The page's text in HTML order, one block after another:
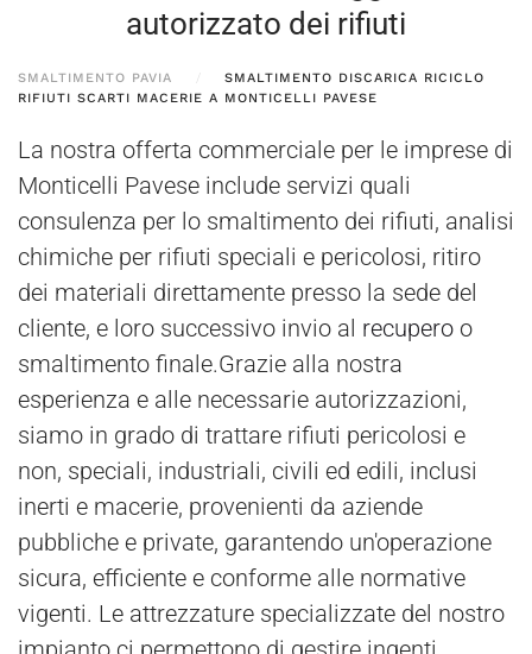
autorizzato dei rifiuti
SMALTIMENTO PAVIA
SMALTIMENTO DISCARICA RICICLO
RIFIUTI SCARTI MACERIE A MONTICELLI PAVESE
La nostra offerta commerciale per le imprese di
Monticelli Pavese include servizi quali
consulenza per lo smaltimento dei rifiuti, analisi
chimiche per rifiuti speciali e pericolosi, ritiro
dei materiali direttamente presso la sede del
cliente, e loro successivo invio al recupero o
smaltimento finale.Grazie alla nostra
esperienza e alle necessarie autorizzazioni,
siamo in grado di trattare rifiuti pericolosi e
non, speciali, industriali, civili ed edili, inclusi
inerti e macerie, provenienti da aziende
pubbliche e private, garantendo un'operazione
sicura, efficiente e conforme alle normative
vigenti. Le attrezzature specializzate del nostro